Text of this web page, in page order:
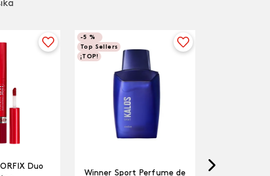
Duo
-5 %
Top Sellers
¡TOP!
Winner Sport Perfume de